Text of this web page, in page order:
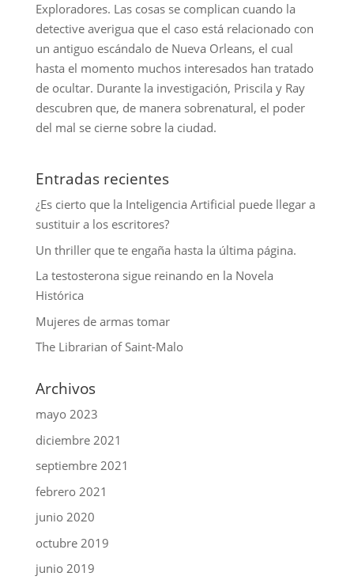
Exploradores. Las cosas se complican cuando la
detective averigua que el caso está relacionado con
un antiguo escándalo de Nueva Orleans, el cual
hasta el momento muchos interesados han tratado
de ocultar. Durante la investigación, Priscila y Ray
descubren que, de manera sobrenatural, el poder
del mal se cierne sobre la ciudad.
Entradas recientes
¿Es cierto que la Inteligencia Artificial puede llegar a
sustituir a los escritores?
Un thriller que te engaña hasta la última página.
La testosterona sigue reinando en la Novela
Histórica
Mujeres de armas tomar
The Librarian of Saint-Malo
Archivos
mayo 2023
diciembre 2021
septiembre 2021
febrero 2021
junio 2020
octubre 2019
junio 2019